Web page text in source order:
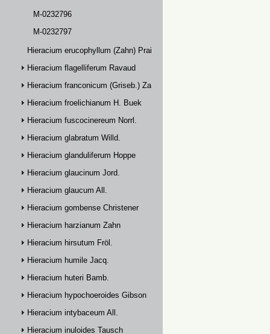
M-0232796
M-0232797
Hieracium erucophyllum (Zahn) Prain
Hieracium flagelliferum Ravaud
Hieracium franconicum (Griseb.) Zahn
Hieracium froelichianum H. Buek
Hieracium fuscocinereum Norrl.
Hieracium glabratum Willd.
Hieracium glanduliferum Hoppe
Hieracium glaucinum Jord.
Hieracium glaucum All.
Hieracium gombense Christener
Hieracium harzianum Zahn
Hieracium hirsutum Fröl.
Hieracium humile Jacq.
Hieracium huteri Bamb.
Hieracium hypochoeroides Gibson
Hieracium intybaceum All.
Hieracium inuloides Tausch